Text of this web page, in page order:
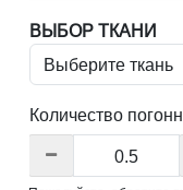
ВЫБОР ТКАНИ
Количество